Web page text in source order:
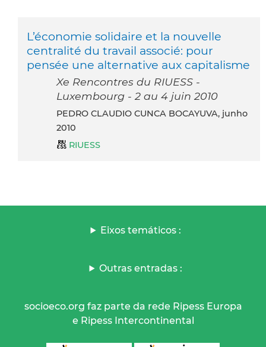
L’économie solidaire et la nouvelle
centralité du travail associé: pour
pensée une alternative aux capitalisme
Xe Rencontres du RIUESS -
Luxembourg - 2 au 4 juin 2010
PEDRO CLAUDIO CUNCA BOCAYUVA, junho
2010
RIUESS
Eixos temáticos :
Outras entradas :
socioeco.org faz parte da rede Ripess Europa
e Ripess Intercontinental